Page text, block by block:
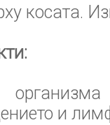
косата.
и